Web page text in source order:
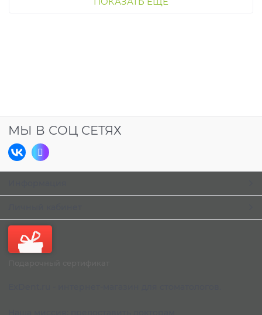
МЫ В СОЦ СЕТЯХ